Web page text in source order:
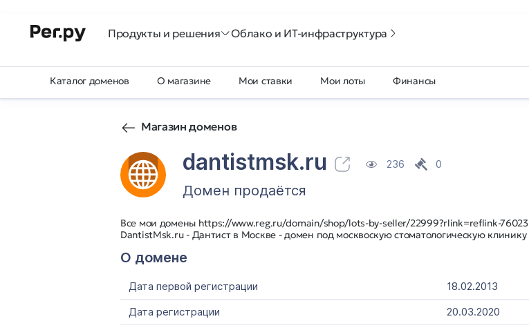
Продукты и решения Облако и ИТ-инфраструктура
Каталог доменов О магазине Мои ставки Мои лоты Финансы
Магазин доменов
dantistmsk.ru 236 0
Домен продаётся
Все мои домены https://www.reg.ru/domain/shop/lots-by-seller/22999?rlink=reflink-76023
DantistMsk.ru - Дантист в Москве - домен под москвоскую стоматологическую клинику
О домене
Дата первой регистрации
18.02.2013
Дата регистрации
20.03.2020